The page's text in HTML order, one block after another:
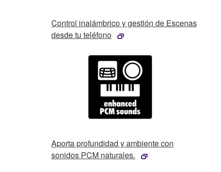
Control inalámbrico y gestión de Escenas
desde tu teléfono
Aporta profundidad y ambiente con
sonidos PCM naturales.